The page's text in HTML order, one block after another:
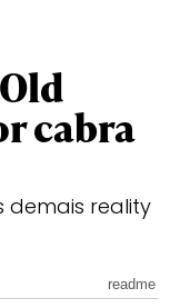
cabra
reality
readme